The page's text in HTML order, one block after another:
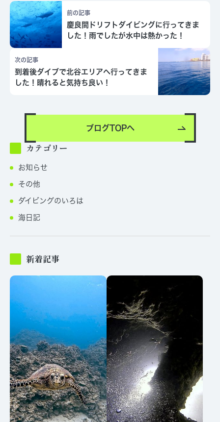
前の記事
慶良間ドリフトダイビングに行ってきま
した！雨でしたが水中は熱かった！
次の記事
到着後ダイブで北谷エリアへ行ってきま
した！晴れると気持ち良い！
ブログTOPへ
カテゴリー
お知らせ
その他
ダイビングのいろは
海日記
新着記事